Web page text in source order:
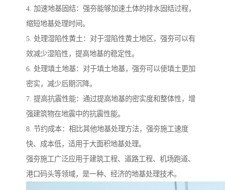
4. 加速地基固结：强夯能够加速土体的排水固结过程，
缩短地基处理时间。
5. 处理湿陷性黄土：对于湿陷性黄土地区，强夯可以有
效减少湿陷性，提高地基的稳定性。
6. 处理填土地基：对于填土地基，强夯可以使填土更加
密实，减少后期沉降。
7. 提高抗震性能：通过提高地基的密实度和整体性，增
强建筑物在地震中的抗震性能。
8. 节约成本：相比其他地基处理方法，强夯施工速度
快、成本低，适用于大面积地基处理。
强夯施工广泛应用于建筑工程、道路工程、机场跑道、
港口码头等领域，是一种、经济的地基处理技术。